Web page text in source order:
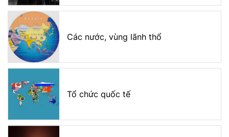
Các nước, vùng lãnh thổ
Tổ chức quốc tế